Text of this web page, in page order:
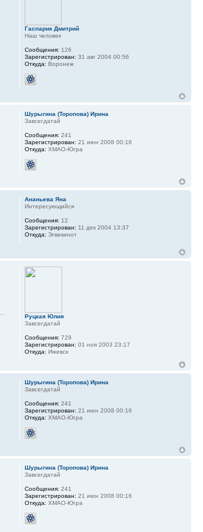
Гаспарик Дмитрий
Наш человек
Сообщения: 126
Зарегистрирован: 31 авг 2004 00:56
Откуда: Воронеж
Шурыгина (Торопова) Ирина
Завсегдатай
Сообщения: 241
Зарегистрирован: 21 июн 2008 00:16
Откуда: ХМАО-Югра
Ананьева Яна
Интересующийся
Сообщения: 12
Зарегистрирован: 11 дек 2004 13:37
Откуда: Эгвекинот
Руцкая Юлия
Завсегдатай
Сообщения: 729
Зарегистрирован: 01 ноя 2003 23:17
Откуда: Ижевск
Шурыгина (Торопова) Ирина
Завсегдатай
Сообщения: 241
Зарегистрирован: 21 июн 2008 00:16
Откуда: ХМАО-Югра
Шурыгина (Торопова) Ирина
Завсегдатай
Сообщения: 241
Зарегистрирован: 21 июн 2008 00:16
Откуда: ХМАО-Югра